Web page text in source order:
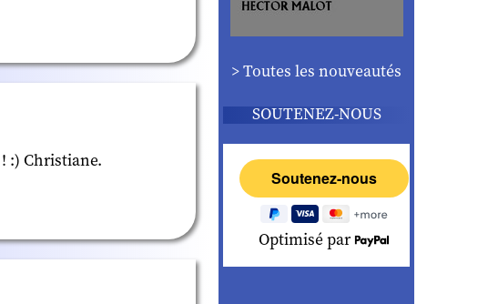
:) Christiane.
> Toutes les nouveautés
SOUTENEZ-NOUS
Optimisé par